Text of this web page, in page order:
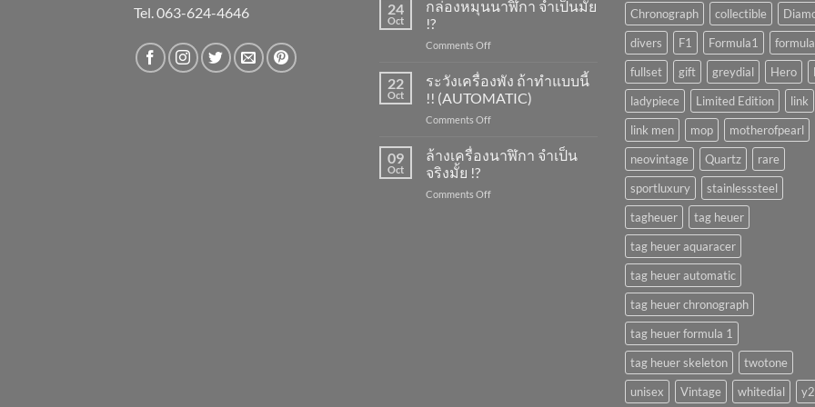
Tel. 063-624-4646
ทำ
ไง
?
24
Oct
กล่องหมุนนาฬิกา จำเป็นมั้ย
!?
Comments Offon
หมุน
จำเป็น
มั้ย
22
Oct
ระวังเครื่องพัง ถ้าทำแบบนี้
!! (AUTOMATIC)
Comments Offon
เครื่อง
ทำ
09
Oct
ล้างเครื่องนาฬิกา จำเป็น
จริงมั้ย !?
Comments Offon
Chronograph
collectible
divers
F1 Formula1
fullset
gift greydial Hero
ladypiece
Limited Edition
link
link men
mop
motherofpearl
neovintage
Quartz
rare
sportluxury
stainlesssteel
tagheuer
tag heuer
tag heuer aquaracer
tag heuer automatic
tag heuer chronograph
tag heuer formula 1
tag heuer skeleton
twotone
unisex
Vintage whitedial